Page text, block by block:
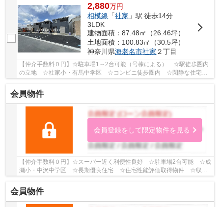
2,880万円
相模線 「社家 」駅 徒歩14分
3LDK
建物面積：87.48㎡（26.46坪）
土地面積：100.83㎡（30.5坪）
神奈川県海老名市社家 ２丁目
【仲介手数料０円】☆駐車場1～2台可能（号棟による） ☆駅徒歩圏内
の立地 ☆社家小・有馬中学区 ☆コンビニ徒歩圏内 ☆閑静な住宅
会員物件
会員登録をして限定物件を見る
【仲介手数料０円】☆スーパー近く利便性良好 ☆駐車場2台可能 ☆成
瀬小・中沢中学区 ☆長期優良住宅 ☆住宅性能評価取得物件 ☆収納
豊富な間取り ☆閑静な住宅街 ☆地震に安心の耐震等...
会員物件